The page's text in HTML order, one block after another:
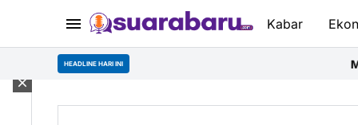
Kabar
HEADLINE HARI INI Mahasiswa Desain